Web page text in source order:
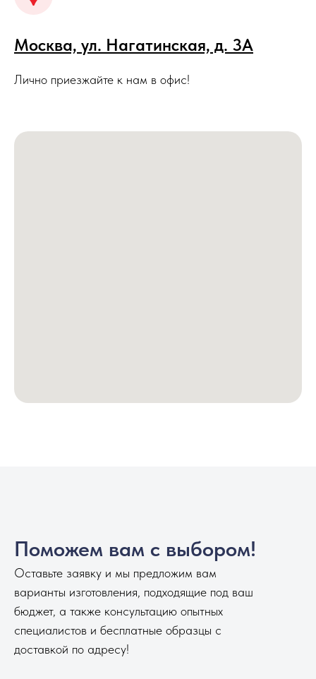
Москва, ул. Нагатинская, д. 3A
Лично приезжайте к нам в офис!
Поможем вам с выбором!
Оставьте заявку и мы предложим вам
варианты изготовления, подходящие под ваш
бюджет, а также консультацию опытных
специалистов и бесплатные образцы с
доставкой по адресу!